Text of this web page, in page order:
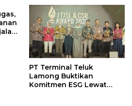
PT Terminal Teluk
Lamong Buktikan
Komitmen ESG Lewat